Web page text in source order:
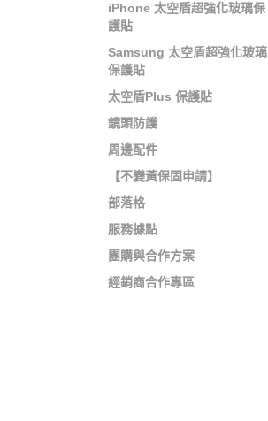
iPhone 太空盾超強化玻璃保
護貼
Samsung 太空盾超強化玻璃
保護貼
太空盾Plus 保護貼
鏡頭防護
周邊配件
【不變黃保固申請】
部落格
服務據點
團購與合作方案
經銷商合作專區